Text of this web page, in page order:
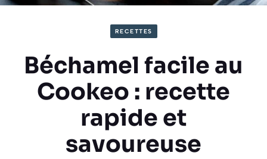
RECETTES
Béchamel facile au
Cookeo : recette
rapide et
savoureuse